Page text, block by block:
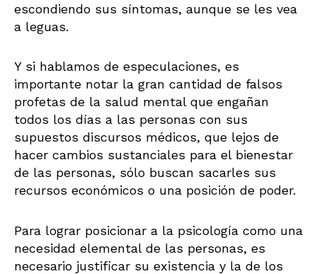
escondiendo sus síntomas, aunque se les vea
a leguas.
Y si hablamos de especulaciones, es
importante notar la gran cantidad de falsos
profetas de la salud mental que engañan
todos los días a las personas con sus
supuestos discursos médicos, que lejos de
hacer cambios sustanciales para el bienestar
de las personas, sólo buscan sacarles sus
recursos económicos o una posición de poder.
Para lograr posicionar a la psicología como una
necesidad elemental de las personas, es
necesario justificar su existencia y la de los